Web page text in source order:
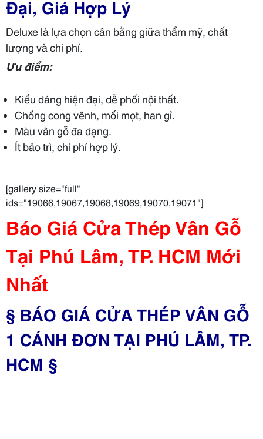
Đại, Giá Hợp Lý
Deluxe là lựa chọn cân bằng giữa thẩm mỹ, chất
lượng và chi phí.
Ưu điểm:
Kiểu dáng hiện đại, dễ phối nội thất.
Chống cong vênh, mối mọt, han gỉ.
Màu vân gỗ đa dạng.
Ít bảo trì, chi phí hợp lý.
[gallery size="full"
ids="19066,19067,19068,19069,19070,19071"]
Báo Giá Cửa Thép Vân Gỗ
Tại Phú Lâm, TP. HCM Mới
Nhất
§ BÁO GIÁ CỬA THÉP VÂN GỖ
1 CÁNH ĐƠN TẠI PHÚ LÂM, TP.
HCM §